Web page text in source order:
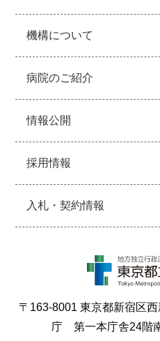
機構について
病院のご紹介
情報公開
採用情報
入札・契約情報
〒163-8001 東京都新宿区
庁 第一本庁舎24階